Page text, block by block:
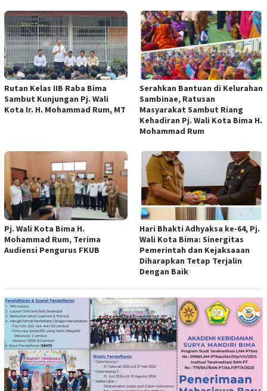
Rutan Kelas IIB Raba Bima
Sambut Kunjungan Pj. Wali
Kota Ir. H. Mohammad Rum, MT
Serahkan Bantuan di Kelurahan
Sambinae, Ratusan
Masyarakat Sambut Riang
Kehadiran Pj. Wali Kota Bima H.
Mohammad Rum
Pj. Wali Kota Bima H.
Mohammad Rum, Terima
Audiensi Pengurus FKUB
Hari Bhakti Adhyaksa ke-64, Pj.
Wali Kota Bima: Sinergitas
Pemerintah dan Kejaksaaan
Diharapkan Tetap Terjalin
Dengan Baik